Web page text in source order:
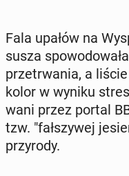
Fala upałów na
susza
prze­trwa­nia, a
kolor w wyniku
wa­ni przez portal
tzw. "fał­szy­wej
przy­ro­dy.